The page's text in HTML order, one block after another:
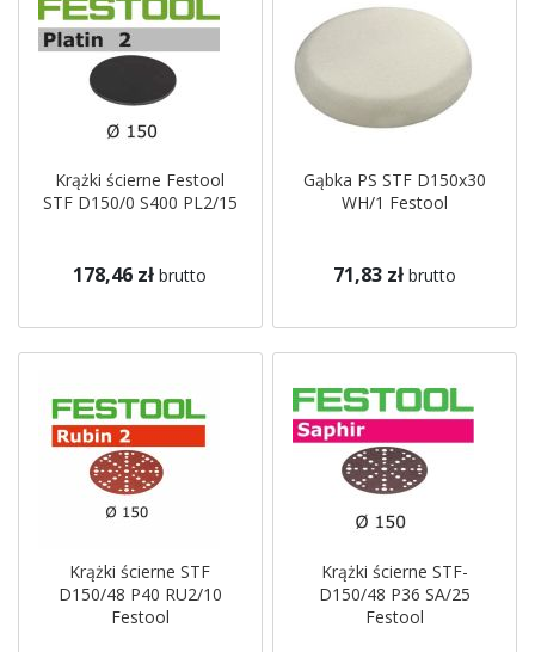
Krążki ścierne Festool
STF D150/0 S400 PL2/15
178,46 zł brutto
Gąbka PS STF D150x30
WH/1 Festool
71,83 zł brutto
Krążki ścierne STF
D150/48 P40 RU2/10
Festool
Krążki ścierne STF-
D150/48 P36 SA/25
Festool